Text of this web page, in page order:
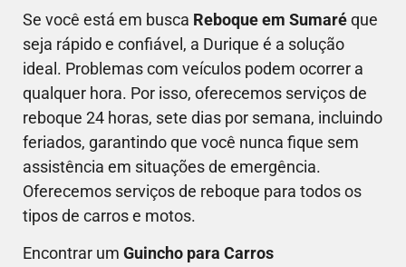
Se você está em busca Reboque em Sumaréque
seja rápido e confiável, a Durique é a solução
ideal. Problemas com veículos podem ocorrer a
qualquer hora. Por isso, oferecemos serviços de
reboque 24 horas, sete dias por semana, incluindo
feriados, garantindo que você nunca fique sem
assistência em situações de emergência.
Oferecemos serviços de reboque para todos os
tipos de carros e motos.
Encontrar um Guincho para Carros